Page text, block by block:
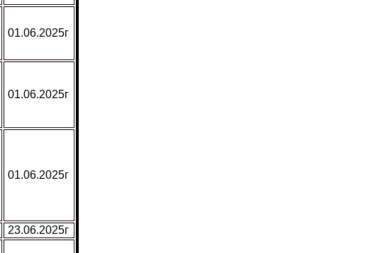
01.06.2025г
01.06.2025г
01.06.2025г
23.06.2025г